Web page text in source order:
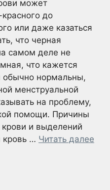
может
до
или даже казаться
что черная
самом деле не
что кажется
обычно нормальны,
менструальной
на проблему,
помощи. Причины
и выделений
кровь … Читать далее